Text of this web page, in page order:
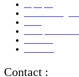
Contact :